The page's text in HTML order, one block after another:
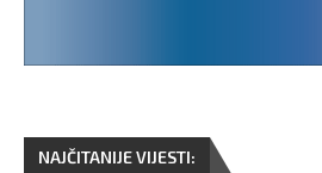
NAJČITANIJE VIJESTI: